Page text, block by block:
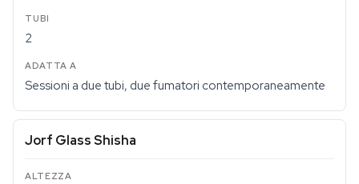
2
Sessioni a due tubi, due fumatori contemporaneamente
Jorf Glass Shisha